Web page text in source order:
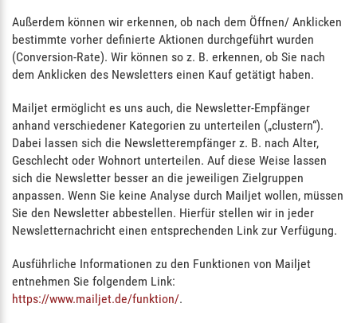
Außerdem können wir erkennen, ob nach dem Öffnen/ Anklicken
bestimmte vorher definierte Aktionen durchgeführt wurden
(Conversion-Rate). Wir können so z. B. erkennen, ob Sie nach
dem Anklicken des Newsletters einen Kauf getätigt haben.
Mailjet ermöglicht es uns auch, die Newsletter-Empfänger
anhand verschiedener Kategorien zu unterteilen („clustern“).
Dabei lassen sich die Newsletterempfänger z. B. nach Alter,
Geschlecht oder Wohnort unterteilen. Auf diese Weise lassen
sich die Newsletter besser an die jeweiligen Zielgruppen
anpassen. Wenn Sie keine Analyse durch Mailjet wollen, müssen
Sie den Newsletter abbestellen. Hierfür stellen wir in jeder
Newsletternachricht einen entsprechenden Link zur Verfügung.
Ausführliche Informationen zu den Funktionen von Mailjet
entnehmen Sie folgendem Link:
https://www.mailjet.de/funktion/.